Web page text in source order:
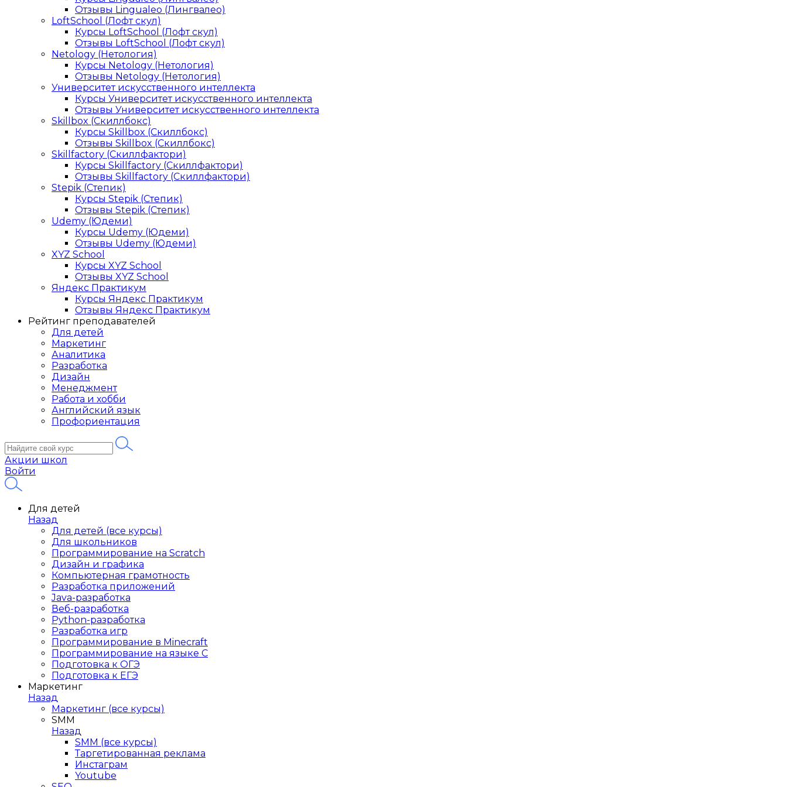
Отзывы Lingualeo (Лингвалео)
LoftSchool (Лофт скул)
Курсы LoftSchool (Лофт скул)
Отзывы LoftSchool (Лофт скул)
Netology (Нетология)
Курсы Netology (Нетология)
Отзывы Netology (Нетология)
Университет искусственного интеллекта
Курсы Университет искусственного интеллекта
Отзывы Университет искусственного интеллекта
Skillbox (Скиллбокс)
Курсы Skillbox (Скиллбокс)
Отзывы Skillbox (Скиллбокс)
Skillfactory (Скиллфактори)
Курсы Skillfactory (Скиллфактори)
Отзывы Skillfactory (Скиллфактори)
Stepik (Степик)
Курсы Stepik (Степик)
Отзывы Stepik (Степик)
Udemy (Юдеми)
Курсы Udemy (Юдеми)
Отзывы Udemy (Юдеми)
XYZ School
Курсы XYZ School
Отзывы XYZ School
Яндекс Практикум
Курсы Яндекс Практикум
Отзывы Яндекс Практикум
Рейтинг преподавателей
Для детей
Маркетинг
Аналитика
Разработка
Дизайн
Менеджмент
Работа и хобби
Английский язык
Профориентация
Акции школ
Войти
Для детей
Назад
Для детей (все курсы)
Для школьников
Программирование на Scratch
Дизайн и графика
Компьютерная грамотность
Разработка приложений
Java-разработка
Веб-разработка
Python-разработка
Разработка игр
Программирование в Minecraft
Программирование на языке C
Подготовка к ОГЭ
Подготовка к ЕГЭ
Маркетинг
Назад
Маркетинг (все курсы)
SMM
Назад
SMM (все курсы)
Таргетированная реклама
Инстаграм
Youtube